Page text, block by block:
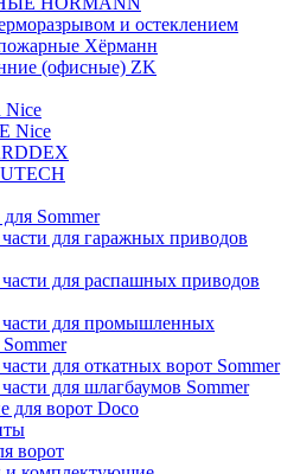
и остеклением
Хёрманн
(офисные) ZK
Nice
Nice
Sommer
для гаражных приводов
для распашных приводов
части для промышленных
для откатных ворот Sommer
для шлагбаумов Sommer
для ворот Doco
ворот